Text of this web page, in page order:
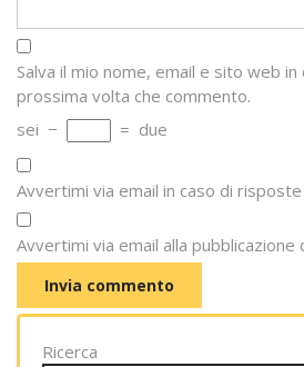
Salva il mio nome, email e sito web
prossima volta che commento.
sei − = due
Avvertimi via email in caso di
Avvertimi via email alla pubblicazione
Ricerca